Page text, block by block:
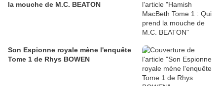
la mouche de M.C. BEATON
Son Espionne royale mène l'enquête
Tome 1 de Rhys BOWEN